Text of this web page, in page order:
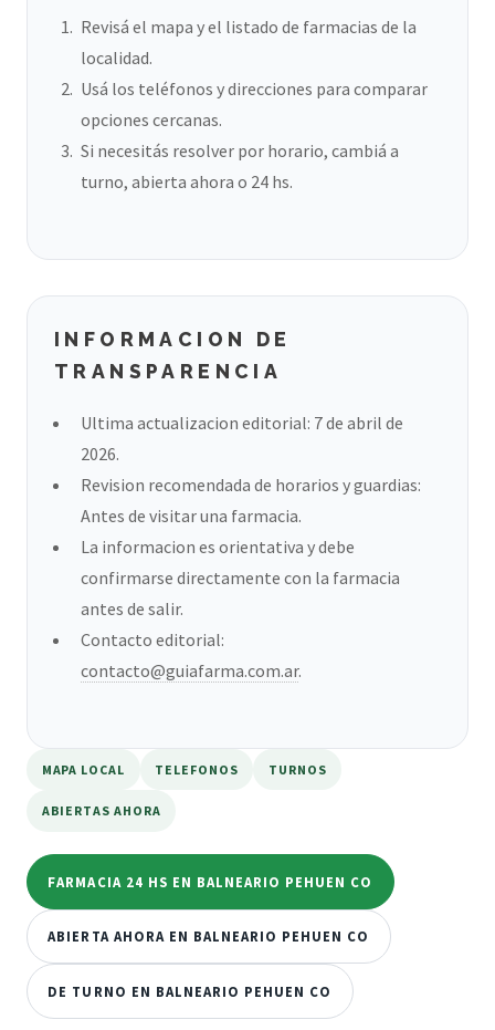
Revisá el mapa y el listado de farmacias de la
localidad.
Usá los teléfonos y direcciones para comparar
opciones cercanas.
Si necesitás resolver por horario, cambiá a
turno, abierta ahora o 24 hs.
INFORMACION DE
TRANSPARENCIA
Ultima actualizacion editorial: 7 de abril de
2026.
Revision recomendada de horarios y guardias:
Antes de visitar una farmacia.
La informacion es orientativa y debe
confirmarse directamente con la farmacia
antes de salir.
Contacto editorial:
contacto@guiafarma.com.ar.
MAPA LOCAL TELEFONOS TURNOS
ABIERTAS AHORA
FARMACIA 24 HS EN BALNEARIO PEHUEN CO
ABIERTA AHORA EN BALNEARIO PEHUEN CO
DE TURNO EN BALNEARIO PEHUEN CO